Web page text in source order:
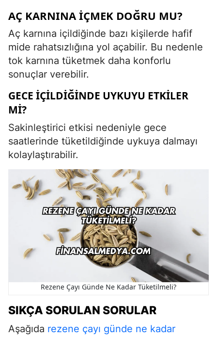
AÇ KARNINA İÇMEK DOĞRU MU?
Aç karnına içildiğinde bazı kişilerde hafif
mide rahatsızlığına yol açabilir. Bu nedenle
tok karnına tüketmek daha konforlu
sonuçlar verebilir.
GECE İÇILDIĞINDE UYKUYU ETKILER
MI?
Sakinleştirici etkisi nedeniyle gece
saatlerinde tüketildiğinde uykuya dalmayı
kolaylaştırabilir.
Rezene Çayı Günde Ne Kadar Tüketilmeli?
SIKÇA SORULAN SORULAR
Aşağıda rezene çayı günde ne kadar